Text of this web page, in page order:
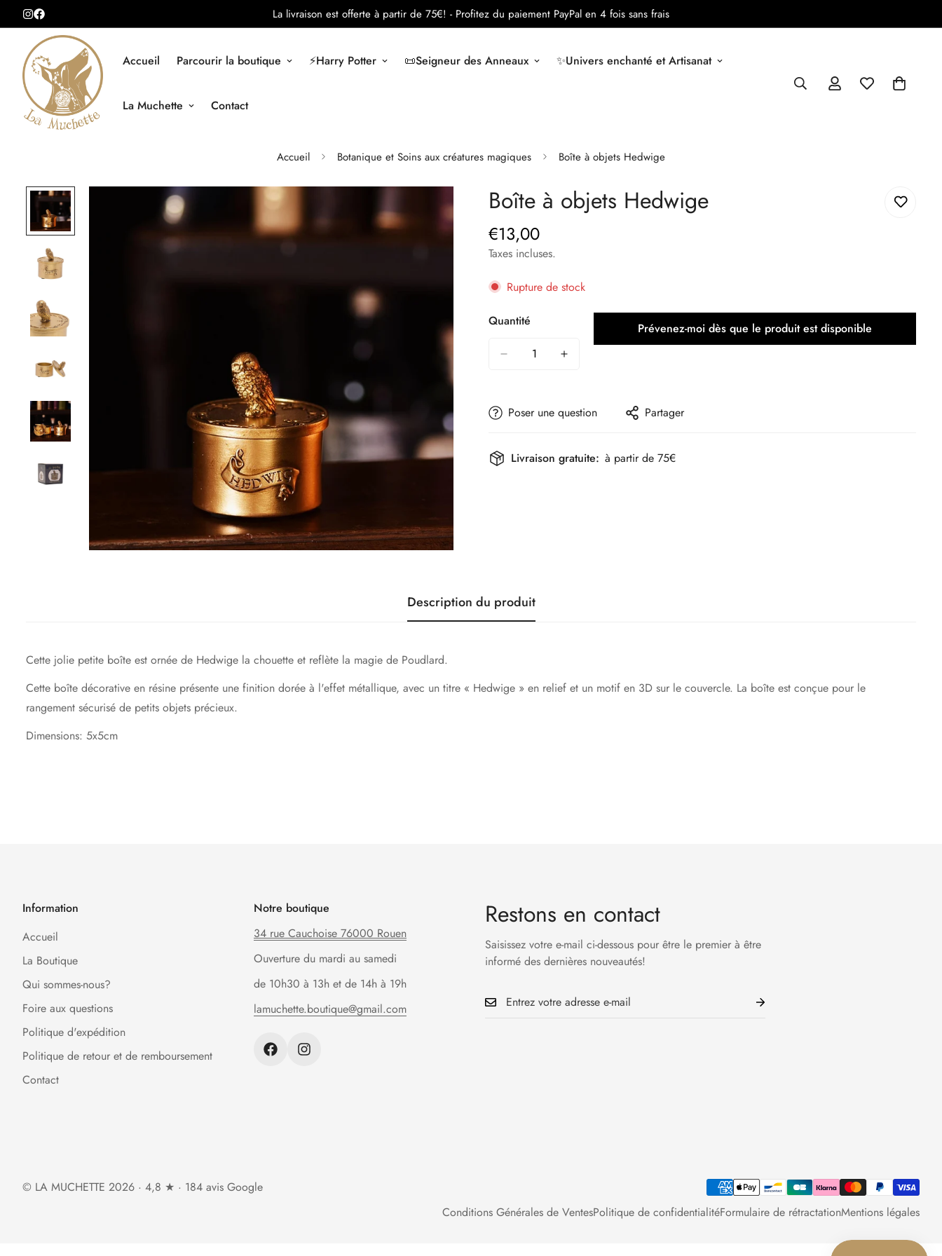
La livraison est offerte à partir de 75€! - Profitez du paiement PayPal en 4 fois sans frais
Accueil Parcourir la boutique ⚡️Harry Potter 📜Seigneur des Anneaux ✨Univers enchanté et Artisanat
La Muchette Contact
Accueil Botanique et Soins aux créatures magiques Boîte à objets Hedwige
Boîte à objets Hedwige
Prix
régulier
€13,00
Taxes incluses.
Rupture de stock
Quantité Prévenez-moi dès que le produit est disponible
Poser une question Partager
Livraison gratuite: à partir de 75€
Description du produit
Cette jolie petite boîte est ornée de Hedwige la chouette et reflète la magie de Poudlard.
Cette boîte décorative en résine présente une finition dorée à l'effet métallique, avec un titre « Hedwige » en relief et un motif en 3D sur le couvercle. La boîte est conçue pour le
rangement sécurisé de petits objets précieux.
Dimensions: 5x5cm
Information
Accueil
La Boutique
Qui sommes-nous?
Foire aux questions
Politique d'expédition
Politique de retour et de remboursement
Contact
Notre boutique
34 rue Cauchoise 76000 Rouen
Ouverture du mardi au samedi
de 10h30 à 13h et de 14h à 19h
lamuchette.boutique@gmail.com
Restons en contact
Saisissez votre e-mail ci-dessous pour être le premier à être
informé des dernières nouveautés!
© LA MUCHETTE 2026 · 4,8 ★ · 184 avis Google
Conditions Générales de VentesPolitique de confidentialitéFormulaire de rétractationMentions légales